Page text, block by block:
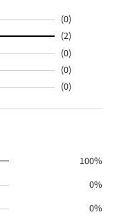
(0)
(2)
(0)
(0)
(0)
100%
0%
0%